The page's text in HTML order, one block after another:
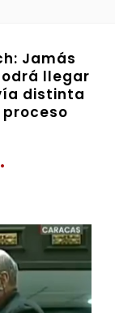
Jamás
llegar
distinta
proceso